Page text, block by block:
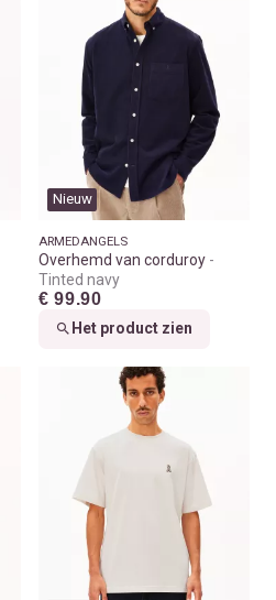
Nieuw
ARMEDANGELS
Overhemd van corduroy
Tinted navy
€ 99.90
Het product zien